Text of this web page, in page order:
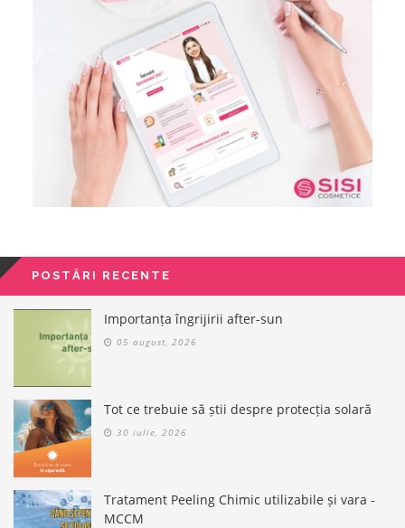
POSTĂRI RECENTE
Importanța îngrijirii after-sun
05 august, 2026
Tot ce trebuie să știi despre protecția solară
30 iulie, 2026
Tratament Peeling Chimic utilizabile și vara -
MCCM